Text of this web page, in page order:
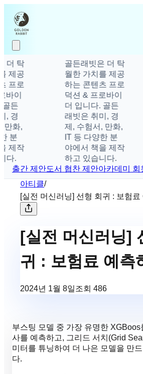
더 탁
제공
프로
이
든
, 경
화,
분
제작
다.
골든래빗은 더 탁
월한 가치를 제공
하는 콘텐츠 프로
덕션 & 프로바이
더 입니다. 골든
래빗은 취미, 경
제, 수험서, 만화,
IT 등 다양한 분
야에서 책을 제작
하고 있습니다.
출간 제안도서 협찬 제안아카데미 회
아티클/
[실전 머신러닝] 선형 회귀 : 보험
[실전 머신러닝]
귀 : 보험료 예
2024년 1월 8일조회 486
부스팅 모델 중 가장 유명한 XGBoos
사를 예측하고, 그리드 서치(Grid
미터를 튜닝하여 더 나은 모델을 만
다.